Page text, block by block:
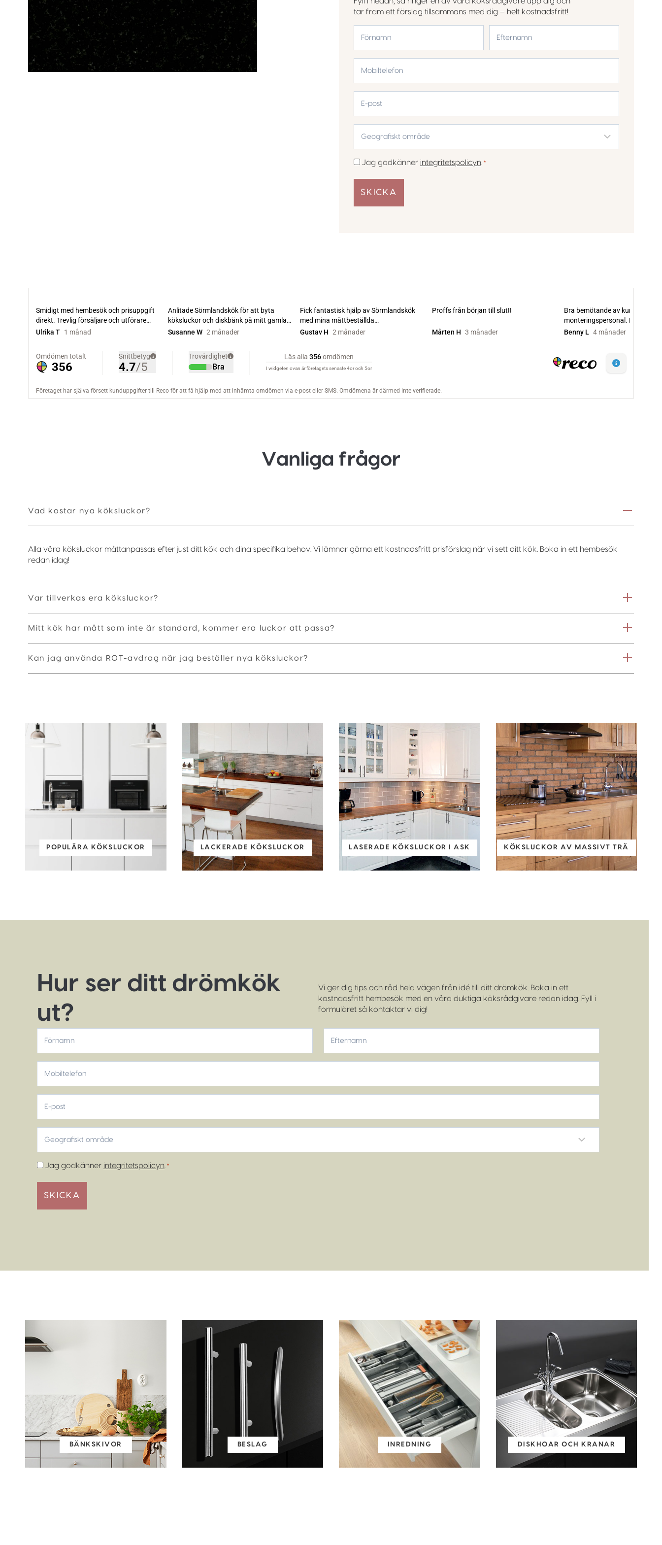
tar fram ett förslag tillsammans med dig – helt kostnadsfritt!
Förnamn Efternamn
post
område
*
Samtycke
Jag godkänner integritetspolicyn *
Vanliga frågor
Vad kostar nya köksluckor?
Alla våra köksluckor måttanpassas efter just ditt kök och dina specifika behov. Vi lämnar gärna ett kostnadsfritt prisförslag när vi sett ditt kök. Boka in ett hembesök
redan idag!
Var tillverkas era köksluckor?
Mitt kök har mått som inte är standard, kommer era luckor att passa?
Kan jag använda ROT-avdrag när jag beställer nya köksluckor?
POPULÄRA KÖKSLUCKOR LACKERADE KÖKSLUCKOR LASERADE KÖKSLUCKOR I ASK KÖKSLUCKOR AV MASSIVT TRÄ
Hur ser ditt drömkök
ut?
Vi ger dig tips och råd hela vägen från idé till ditt drömkök. Boka in ett
kostnadsfritt hembesök med en våra duktiga köksrådgivare redan idag. Fyll i
formuläret så kontaktar vi dig!
Förnamn Efternamn
post
område
*
Samtycke
Jag godkänner integritetspolicyn *
BÄNKSKIVOR BESLAG INREDNING DISKHOAR OCH KRANAR